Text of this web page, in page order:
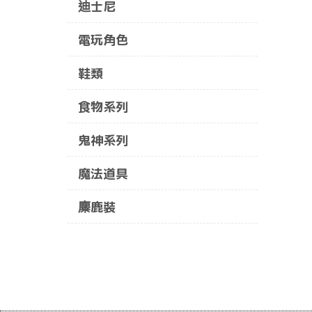
迪士尼
電玩角色
鞋類
食物系列
鬼神系列
魔法道具
麋鹿裝